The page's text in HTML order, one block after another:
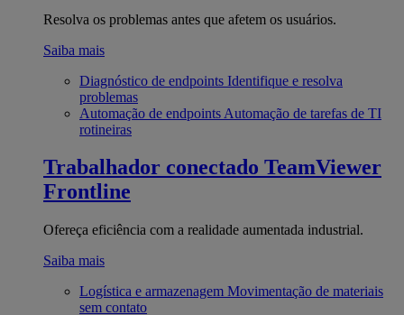
Resolva os problemas antes que afetem os usuários.
Saiba mais
Diagnóstico de endpoints Identifique e resolva
problemas
Automação de endpoints Automação de tarefas de TI
rotineiras
Trabalhador conectado TeamViewer
Frontline
Ofereça eficiência com a realidade aumentada industrial.
Saiba mais
Logística e armazenagem Movimentação de materiais
sem contato